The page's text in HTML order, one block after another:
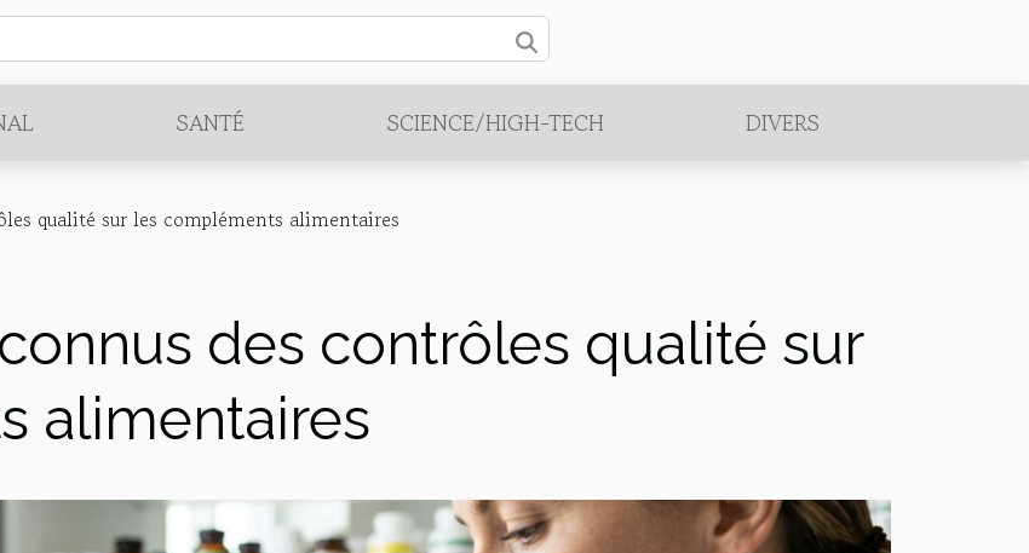
SANTÉ SCIENCE/HIGH-TECH DIVERS
qualité sur les compléments alimentaires
des contrôles qualité sur
alimentaires